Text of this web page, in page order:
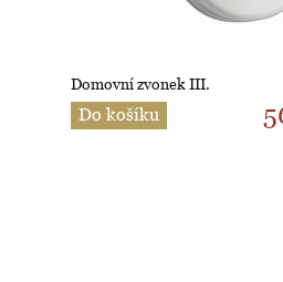
Domovní zvonek III.
Do košíku